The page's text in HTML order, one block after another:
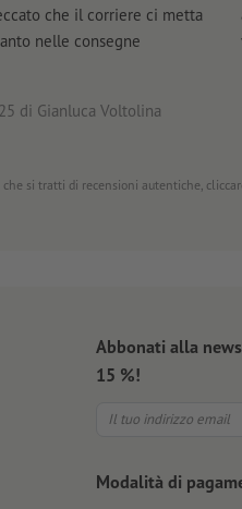
che il corriere ci metta
nelle consegne
di Gianluca Voltolina
si tratti di recensioni autentiche,
Abbonati alla
15 %!
Modalità di